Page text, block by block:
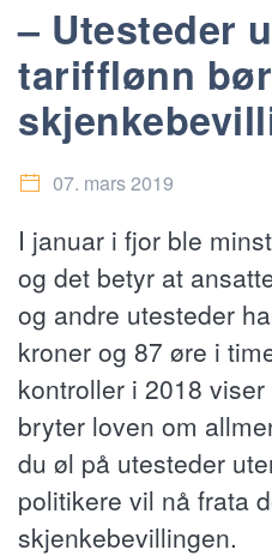
– Utesteder
tarifflønn
07. mars 2019
I januar i fjor ble
og det betyr at
og andre utesteder
kroner og 87 øre i
kontroller i 2018
bryter loven om
du øl på utesteder
politikere vil nå frata
skjenkebevillingen.